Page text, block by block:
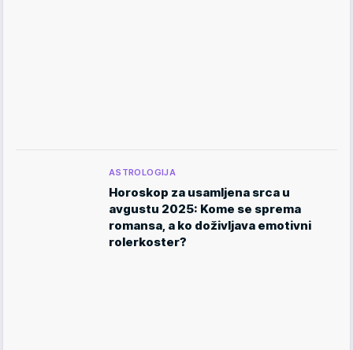
ASTROLOGIJA
Horoskop za usamljena srca u
avgustu 2025: Kome se sprema
romansa, a ko doživljava emotivni
rolerkoster?